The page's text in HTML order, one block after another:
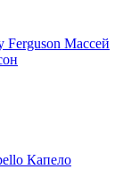
Ferguson Массей
Капело